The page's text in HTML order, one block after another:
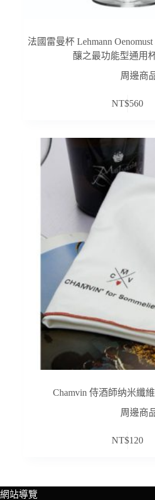
法國雷曼杯 Lehmann
釀之最功能型通用
周邊商
NT$560
Chamvin 侍酒師纳米纖
周邊商
NT$120
網站導覽